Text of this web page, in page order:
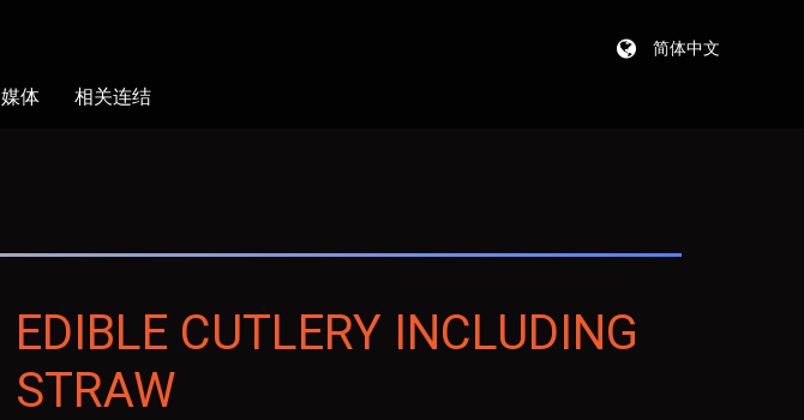
媒体 相关连结
简体中文
EDIBLE CUTLERY INCLUDING
STRAW